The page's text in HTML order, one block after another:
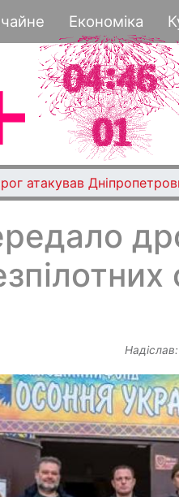
Економіка
атакував
Надіслав: